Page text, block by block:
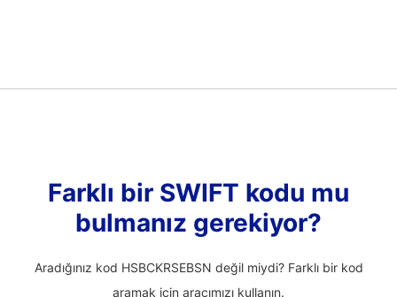
Farklı bir SWIFT kodu mu
bulmanız gerekiyor?
Aradığınız kod HSBCKRSEBSN değil miydi? Farklı bir kod
aramak için aracımızı kullanın.